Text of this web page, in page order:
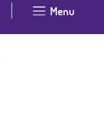
Menu